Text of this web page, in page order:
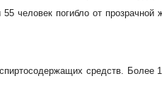
человек погибло от прозрачной
средств. Более